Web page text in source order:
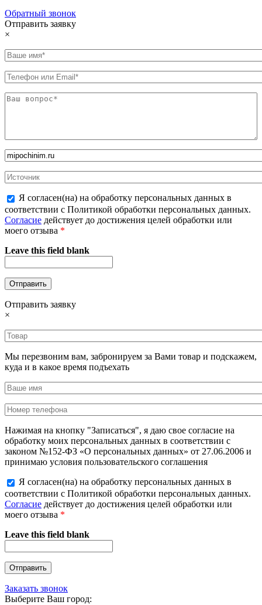
Обратный звонок
Отправить заявку
×
Я согласен(на) на обработку персональных данных в
соответствии с Политикой обработки персональных данных.
Согласие действует до достижения целей обработки или
моего отзыва *
Leave this field blank
Отправить заявку
×
Мы перезвоним вам, забронируем за Вами товар и подскажем,
куда и в какое время подъехать
Нажимая на кнопку "Записаться", я даю свое согласие на
обработку моих персональных данных в соответствии с
законом №152-ФЗ «О персональных данных» от 27.06.2006 и
принимаю условия пользовательского соглашения
Я согласен(на) на обработку персональных данных в
соответствии с Политикой обработки персональных данных.
Согласие действует до достижения целей обработки или
моего отзыва *
Leave this field blank
Заказать звонок
Выберите Ваш город: